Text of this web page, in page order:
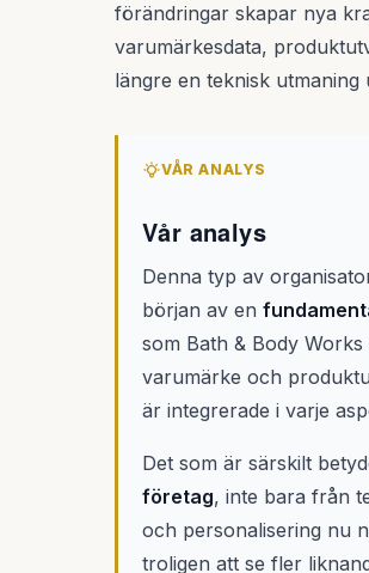
förändringar skapar nya
varumärkesdata,
längre en teknisk
VÅR ANALYS
Vår analys
Denna typ av
början av en
som Bath & Body
varumärke och
är integrerade i varje
Det som är särskilt
företag, inte bara från
och personalisering nu
troligen att se fler